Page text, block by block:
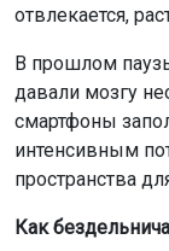
отвлекается,
В прошлом
давали мозгу
смартфоны
интенсивным
пространства
Как